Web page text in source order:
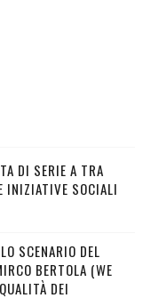
DI SERIE A TRA
INIZIATIVE SOCIALI
SCENARIO DEL
BERTOLA (WE
DEI